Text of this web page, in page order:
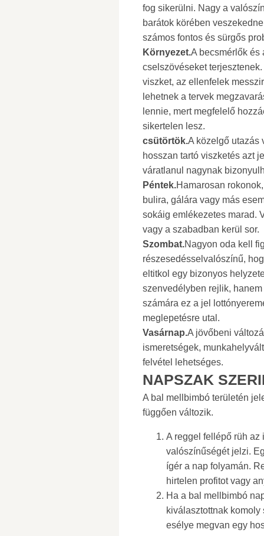
fog sikerülni. Nagy a
barátok körében
számos fontos és sürgős
Környezet.A becsmérlők és
cselszövéseket
viszket, az ellenfelek
lehetnek a tervek
lennie, mert megfelelő
sikertelen lesz.
csütörtök.A közelgő utazás
hosszan tartó viszketés azt
váratlanul nagynak
Péntek.Hamarosan
bulira, gálára vagy más
sokáig emlékezetes marad.
vagy a szabadban kerül sor.
Szombat.Nagyon oda kell
részesedésselvalószínű,
eltitkol egy bizonyos
szenvedélyben rejlik,
számára ez a jel
meglepetésre utal.
Vasárnap.A jövőbeni
ismeretségek,
felvétel lehetséges.
NAPSZAK
A bal mellbimbó területén
függően változik.
A reggel fellépő rüh
valószínűségét jelzi.
ígér a nap folyamán.
hirtelen profitot vagy
Ha a bal mellbimbó
kiválasztottnak
esélye megvan egy